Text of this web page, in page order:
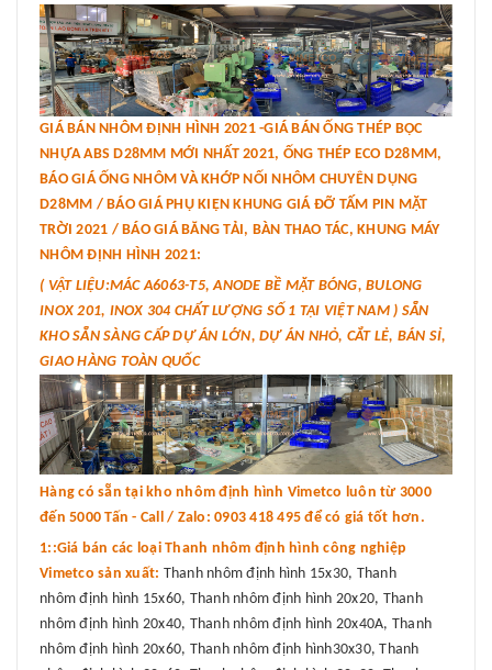
GIÁ BÁN NHÔM ĐỊNH HÌNH 2021 -GIÁ BÁN ỐNG THÉP BỌC
NHỰA ABS D28MM MỚI NHẤT 2021, ỐNG THÉP ECO D28MM,
BÁO GIÁ ỐNG NHÔM VÀ KHỚP NỐI NHÔM CHUYÊN DỤNG
D28MM / BÁO GIÁ PHỤ KIỆN KHUNG GIÁ ĐỠ TẤM PIN MẶT
TRỜI 2021 / BÁO GIÁ BĂNG TẢI, BÀN THAO TÁC, KHUNG MÁY
NHÔM ĐỊNH HÌNH 2021:
( VẬT LIỆU:MÁC A6063-T5, ANODE BỀ MẶT BÓNG, BULONG
INOX 201, INOX 304 CHẤT LƯỢNG SỐ 1 TẠI VIỆT NAM ) SẴN
KHO SẴN SÀNG CẤP DỰ ÁN LỚN, DỰ ÁN NHỎ, CẮT LẺ, BÁN SỈ,
GIAO HÀNG TOÀN QUỐC
Hàng có sẵn tại kho nhôm định hình Vimetco luôn từ 3000
đến 5000 Tấn - Call / Zalo: 0903 418 495 để có giá tốt hơn.
1::Giá bán các loại Thanh nhôm định hình công nghiệp
Vimetco sản xuất: Thanh nhôm định hình 15x30, Thanh
nhôm định hình 15x60, Thanh nhôm định hình 20x20, Thanh
nhôm định hình 20x40, Thanh nhôm định hình 20x40A, Thanh
nhôm định hình 20x60, Thanh nhôm định hình30x30, Thanh